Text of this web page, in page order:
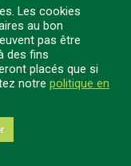
Les cookies
au bon
pas être
des fins
placés que si
notre politique en